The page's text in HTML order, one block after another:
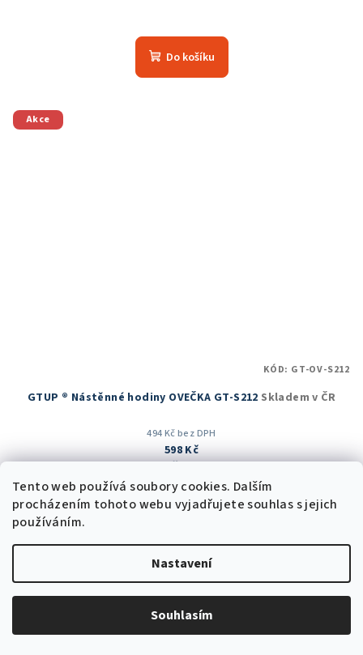
Tento web používá soubory cookies. Dalším
procházením tohoto webu vyjadřujete souhlas s jejich
používáním.
Nastavení
Souhlasím
hodnocení
produktu
Do košíku
Akce
GTUP ® Nástěnné hodiny OVEČKA GT-S212 Skladem v ČR
494 Kč bez DPH
598 Kč
899 Kč (–33 %)
Skladem v ČR(10 ks)
Průměrné
produktu
je
z
5
Do košíku
KÓD: GT-OV-S212